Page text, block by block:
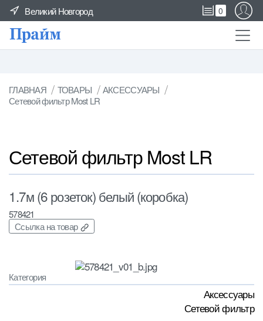
Великий Новгород 0
ГЛАВНАЯ ТОВАРЫ
АКСЕССУАРЫ
Сетевой фильтр Most LR
Сетевой фильтр Most LR
1.7м (6 розеток) белый (коробка)
578421
Ссылка на товар
Категория
Аксессуары
Сетевой фильтр